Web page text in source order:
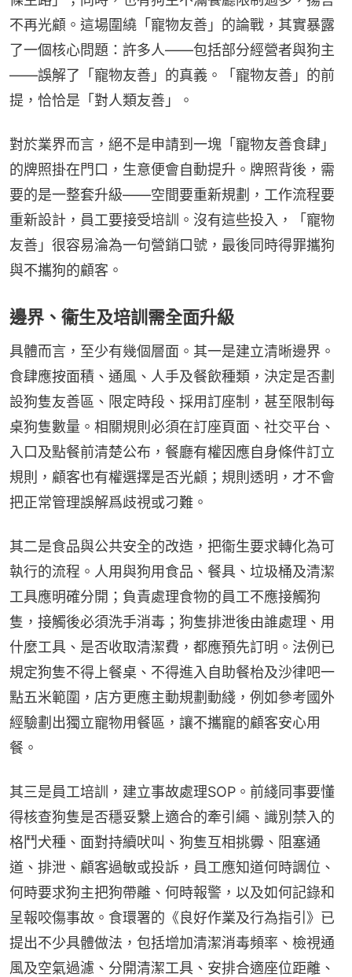
不再光顧。這場圍繞「寵物友善」的論戰，其實暴露
了一個核心問題：許多人——包括部分經營者與狗主
——誤解了「寵物友善」的真義。「寵物友善」的前
提，恰恰是「對人類友善」。
對於業界而言，絕不是申請到一塊「寵物友善食肆」
的牌照掛在門口，生意便會自動提升。牌照背後，需
要的是一整套升級——空間要重新規劃，工作流程要
重新設計，員工要接受培訓。沒有這些投入，「寵物
友善」很容易淪為一句營銷口號，最後同時得罪攜狗
與不攜狗的顧客。
邊界、衞生及培訓需全面升級
具體而言，至少有幾個層面。其一是建立清晰邊界。
食肆應按面積、通風、人手及餐飲種類，決定是否劃
設狗隻友善區、限定時段、採用訂座制，甚至限制每
桌狗隻數量。相關規則必須在訂座頁面、社交平台、
入口及點餐前清楚公布，餐廳有權因應自身條件訂立
規則，顧客也有權選擇是否光顧；規則透明，才不會
把正常管理誤解爲歧視或刁難。
其二是食品與公共安全的改造，把衞生要求轉化為可
執行的流程。人用與狗用食品、餐具、垃圾桶及清潔
工具應明確分開；負責處理食物的員工不應接觸狗
隻，接觸後必須洗手消毒；狗隻排泄後由誰處理、用
什麼工具、是否收取清潔費，都應預先訂明。法例已
規定狗隻不得上餐桌、不得進入自助餐枱及沙律吧一
點五米範圍，店方更應主動規劃動綫，例如參考國外
經驗劃出獨立寵物用餐區，讓不攜寵的顧客安心用
餐。
其三是員工培訓，建立事故處理SOP。前綫同事要懂
得核查狗隻是否穩妥繫上適合的牽引繩、識別禁入的
格鬥犬種、面對持續吠叫、狗隻互相挑釁、阻塞通
道、排泄、顧客過敏或投訴，員工應知道何時調位、
何時要求狗主把狗帶離、何時報警，以及如何記錄和
呈報咬傷事故。食環署的《良好作業及行為指引》已
提出不少具體做法，包括增加清潔消毒頻率、檢視通
風及空氣過濾、分開清潔工具、安排合適座位距離、